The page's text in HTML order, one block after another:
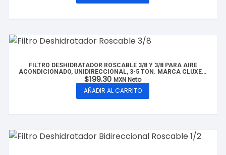
FILTRO DESHIDRATADOR ROSCABLE 3/8 Y 3/8 PARA AIRE
ACONDICIONADO, UNIDIRECCIONAL, 3-5 TON. MARCA CLUXER,
MODELO: CX-FDR3/8-5T
$199.30 MXN Neto
AÑADIR AL CARRITO